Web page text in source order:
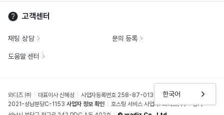
한국어
고객센터
채팅 상담 문의 등록
도움말 센터
와디즈 ㈜ 대표이사 신혜성 사업자등록번호 258-87-01370
통신판매업신고번호
2021-성남분당C-1153 사업자 정보 확인 호스팅 서비스 사업자: 와디즈(주)
경기